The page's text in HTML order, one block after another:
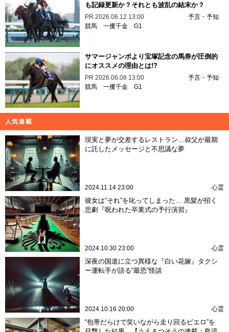
も記録更新か？それとも波乱の結末か？
PR 2026.06.12 13:00
予言・予知
競馬 一攫千金 G1
サマージャンボより宝塚記念の馬券が圧倒的
にオススメの理由とは!?
PR 2026.06.08 13:00
予言・予知
競馬 一攫千金 G1
人気連載
現実と夢が交差するレストラン…叔父が最期
に託したメッセージと不思議な夢
2024.11.14 23:00 心霊
彼女は“それ”を叱ってしまった… 黒髪が招く
悲劇『呪われた卒業式の予行演習』
2024.10.30 23:00 心霊
深夜の国道に立つ異様な『白い花嫁』タクシ
ー運転手が語る“最恐”怪談
2024.10.16 20:00 心霊
“包帯だらけで笑いながら走り回るピエロ”を